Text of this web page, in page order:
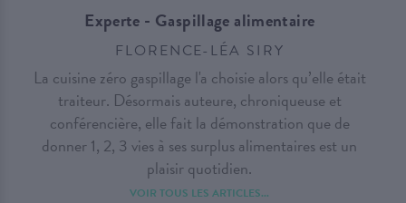
Experte - Gaspillage alimentaire
FLORENCE-LÉA SIRY
La cuisine zéro gaspillage l'a choisie alors qu’elle était
traiteur. Désormais auteure, chroniqueuse et
conférencière, elle fait la démonstration que de
donner 1, 2, 3 vies à ses surplus alimentaires est un
plaisir quotidien.
VOIR TOUS LES ARTICLES...